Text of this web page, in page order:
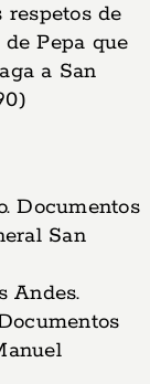
de
Pepa que
a San
Documentos
San
Andes.